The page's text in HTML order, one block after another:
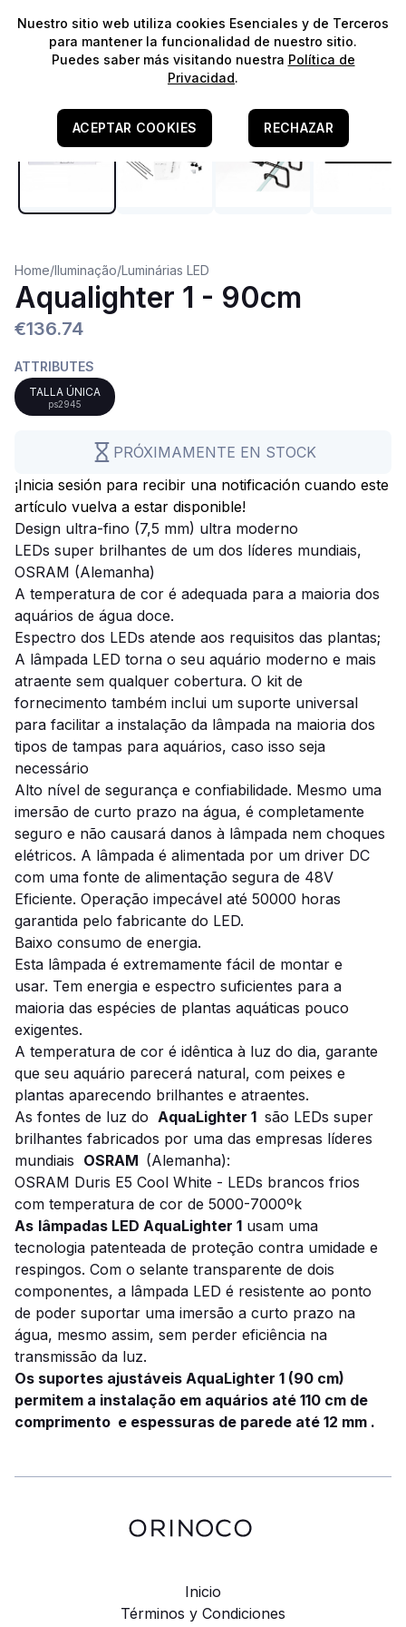
⭐️¡Envíos gratis para pedidos superiores a 60€!*⭐️
Home/Iluminação/Luminárias LED
Aqualighter 1 - 90cm
€136.74
ATTRIBUTES
TALLA ÚNICA
ps2945
PRÓXIMAMENTE EN STOCK
¡Inicia sesión para recibir una notificación cuando este
artículo vuelva a estar disponible!
Design ultra-fino (7,5 mm) ultra moderno
LEDs super brilhantes de um dos líderes mundiais,
OSRAM (Alemanha)
A temperatura de cor é adequada para a maioria dos
aquários de água doce.
Espectro dos LEDs atende aos requisitos das plantas;
A lâmpada LED torna o seu aquário moderno e mais
atraente sem qualquer cobertura. O kit de
fornecimento também inclui um suporte universal
para facilitar a instalação da lâmpada na maioria dos
tipos de tampas para aquários, caso isso seja
necessário
Alto nível de segurança e confiabilidade. Mesmo uma
imersão de curto prazo na água, é completamente
seguro e não causará danos à lâmpada nem choques
elétricos. A lâmpada é alimentada por um driver DC
com uma fonte de alimentação segura de 48V
Eficiente. Operação impecável até 50000 horas
garantida pelo fabricante do LED.
Baixo consumo de energia.
Esta lâmpada é extremamente fácil de montar e
usar. Tem energia e espectro suficientes para a
maioria das espécies de plantas aquáticas pouco
exigentes.
A temperatura de cor é idêntica à luz do dia, garante
que seu aquário parecerá natural, com peixes e
plantas aparecendo brilhantes e atraentes.
As fontes de luz do AquaLighter 1 são LEDs super
brilhantes fabricados por uma das empresas líderes
mundiais OSRAM (Alemanha):
OSRAM Duris E5 Cool White - LEDs brancos frios
com temperatura de cor de 5000-7000ºk
As lâmpadas LED AquaLighter 1 usam uma
tecnologia patenteada de proteção contra umidade e
respingos. Com o selante transparente de dois
componentes, a lâmpada LED é resistente ao ponto
de poder suportar uma imersão a curto prazo na
água, mesmo assim, sem perder eficiência na
transmissão da luz.
Os suportes ajustáveis ​​AquaLighter 1 (90 cm)
permitem a instalação em aquários até 110 cm de
comprimento e espessuras de parede até 12 mm .
Inicio
Términos y Condiciones
Nuestro sitio web utiliza cookies Esenciales y de Terceros
para mantener la funcionalidad de nuestro sitio.
Puedes saber más visitando nuestra Política de
Privacidad.
ACEPTAR COOKIES RECHAZAR